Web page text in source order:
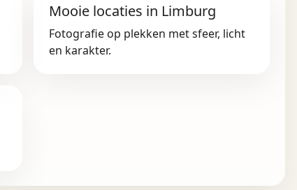
Mooie locaties in Limburg
Fotografie op plekken met sfeer, licht
en karakter.